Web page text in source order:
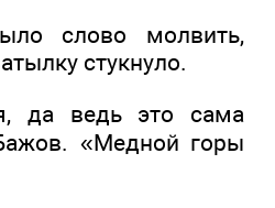
слово молвить,
стукнуло.
ведь это сама
«Медной горы